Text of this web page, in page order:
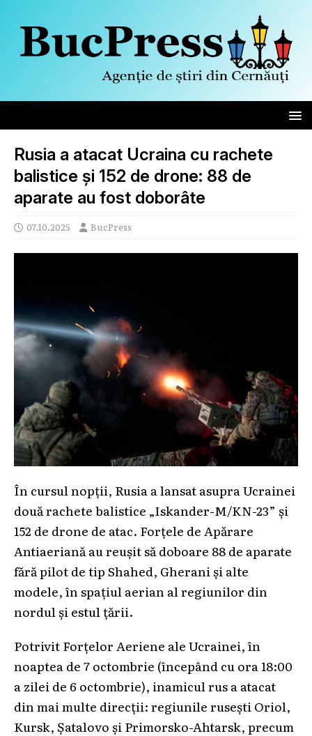
Rusia a atacat Ucraina cu rachete
balistice și 152 de drone: 88 de
aparate au fost doborâte
07.10.2025 BucPress
În cursul nopții, Rusia a lansat asupra Ucrainei
două rachete balistice „Iskander-M/KN-23” și
152 de drone de atac. Forțele de Apărare
Antiaeriană au reușit să doboare 88 de aparate
fără pilot de tip Shahed, Gherani și alte
modele, în spațiul aerian al regiunilor din
nordul și estul țării.
Potrivit Forțelor Aeriene ale Ucrainei, în
noaptea de 7 octombrie (începând cu ora 18:00
a zilei de 6 octombrie), inamicul rus a atacat
din mai multe direcții: regiunile rusești Oriol,
Kursk, Șatalovo și Primorsko-Ahtarsk, precum